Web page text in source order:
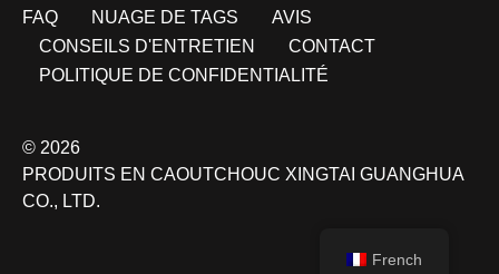
FAQ NUAGE DE TAGS
AVIS
CONSEILS D'ENTRETIEN
CONTACT
POLITIQUE DE CONFIDENTIALITÉ
© 2026
PRODUITS EN CAOUTCHOUC XINGTAI GUANGHUA
CO., LTD.
French